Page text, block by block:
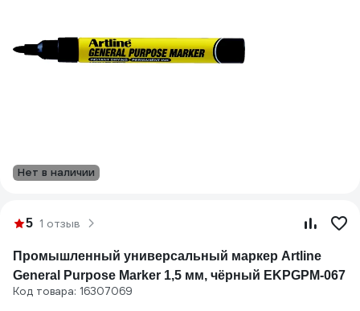
Нет в наличии
5 1 отзыв
Промышленный универсальный маркер Artline
General Purpose Marker 1,5 мм, чёрный EKPGPM-067
Код товара: 16307069